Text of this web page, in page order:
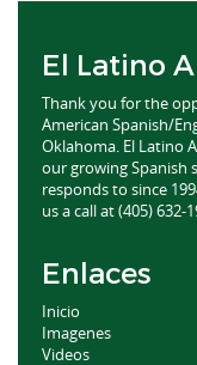
El Latino
Thank you for the
American Spanish/
Oklahoma. El Latino
our growing Spanish
responds to since
us a call at (405) 632-
Enlaces
Inicio
Imagenes
Videos